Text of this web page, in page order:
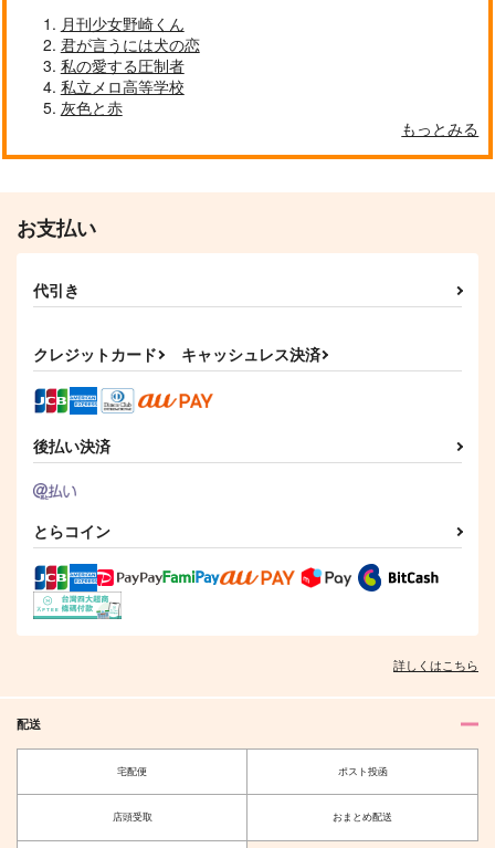
夏の夜、星を識る
花筐
作品詳細
1,208円（税込）
作品詳細 作品詳細
伊弉冉一二三×夢野幻太郎
Garnet
月刊少女野崎くん
君が言うには犬の恋
私の愛する圧制者
私立メロ高等学校
灰色と赤
もっとみる
お支払い
代引き
クレジットカード キャッシュレス決済
後払い決済
とらコイン
詳しくはこちら
配送
宅配便 ポスト投函
店頭受取 おまとめ配送